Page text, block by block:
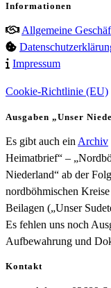
Informationen
Allgemeine
Impressum
Cookie-Richtlinie (EU)
Ausgaben „Unser
Es gibt auch ein Archiv
Heimatbrief“ –
Niederland“ ab der
nordböhmischen
Beilagen („Unser
Es fehlen uns noch
Aufbewahrung und
Kontakt